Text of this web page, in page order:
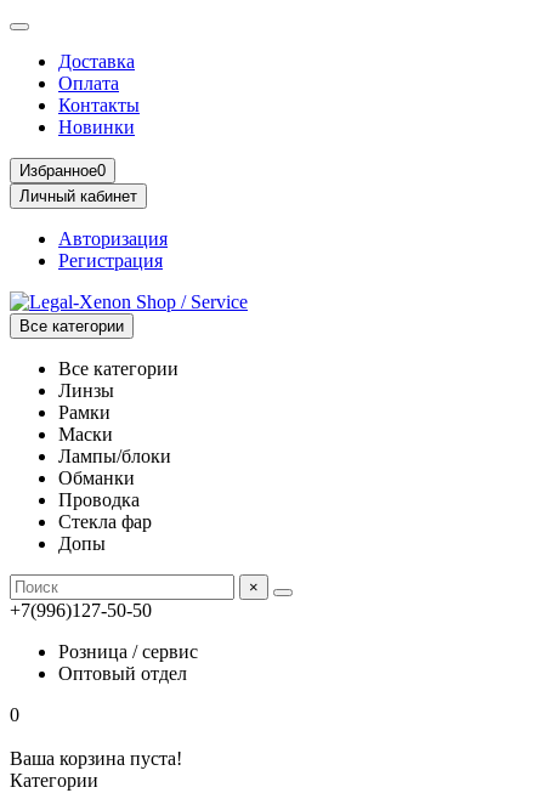
Доставка
Оплата
Контакты
Новинки
Избранное0
Личный кабинет
Авторизация
Регистрация
Все категории
Все категории
Линзы
Рамки
Маски
Лампы/блоки
Обманки
Проводка
Стекла фар
Допы
×
+7(996)127-50-50
Розница / сервис
Оптовый отдел
0
Ваша корзина пуста!
Категории